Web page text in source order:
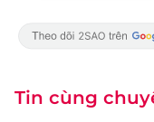
Tin cùng